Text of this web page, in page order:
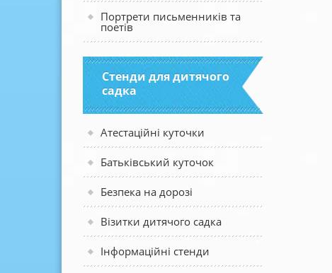
Портрети письменників та
поетів
Стенди для дитячого
садка
Атестаційні куточки
Батьківський куточок
Безпека на дорозі
Візитки дитячого садка
Інформаційні стенди